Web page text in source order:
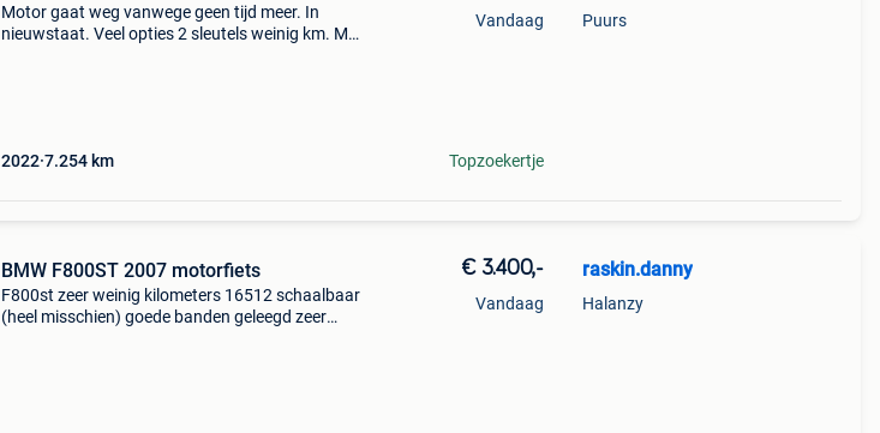
Motor gaat weg vanwege geen tijd meer. In
nieuwstaat. Veel opties 2 sleutels weinig km. M
2022 7.254 km
Vandaag
Topzoekertje
Puurs
BMW F800ST 2007 motorfiets
F800st zeer weinig kilometers 16512 schaalbaar
(heel misschien) goede banden geleegd zeer
€ 3.400,-
Vandaag
raskin.danny
Halanzy